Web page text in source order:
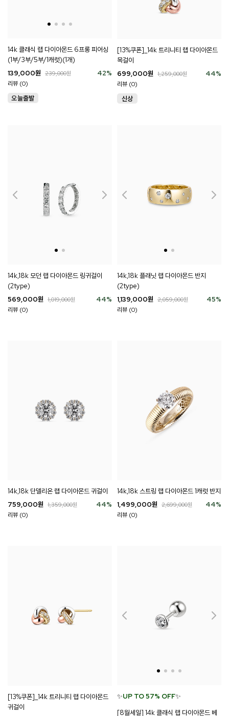
14k 클래식 랩 다이아몬드 6프롱 피어싱
(1부/3부/5부/1캐럿)(1개)
42%
139,000원 239,000원
리뷰 (0)
[13%쿠폰]_14k 트리니티 랩 다이아몬드
목걸이
44%
699,000원 1,259,000원
리뷰 (0)
14k,18k 모던 랩 다이아몬드 링귀걸이
(2type)
44%
569,000원 1,019,000원
리뷰 (0)
14k,18k 플래닛 랩 다이아몬드 반지
(2type)
45%
1,139,000원 2,059,000원
리뷰 (0)
14k,18k 단델리온 랩 다이아몬드 귀걸이
44%
759,000원 1,359,000원
리뷰 (0)
14k,18k 스트링 랩 다이아몬드 1캐럿 반지
44%
1,499,000원 2,699,000원
리뷰 (0)
[13%쿠폰]_14k 트리니티 랩 다이아몬드
귀걸이
✨UP TO 57% OFF✨
[8월세일] 14k 클래식 랩 다이아몬드 베